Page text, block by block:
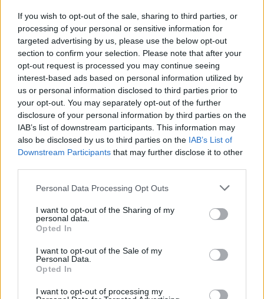
If you wish to opt-out of the sale, sharing to third parties, or
processing of your personal or sensitive information for
targeted advertising by us, please use the below opt-out
section to confirm your selection. Please note that after your
opt-out request is processed you may continue seeing
interest-based ads based on personal information utilized by
us or personal information disclosed to third parties prior to
your opt-out. You may separately opt-out of the further
disclosure of your personal information by third parties on the
IAB’s list of downstream participants. This information may
also be disclosed by us to third parties on the IAB’s List of
Downstream Participants that may further disclose it to other
Please note that this website/app uses one or more Google
not limited to your visit or usage behaviour. You may click to
grant or deny consent to Google and its third-party tags to
use your data for below specified purposes in below Google
consent section.
Personal Data Processing Opt Outs
I want to opt-out of the Sharing of my
personal data.
Opted In
I want to opt-out of the Sale of my
Personal Data.
Opted In
I want to opt-out of processing my
kötött a Fővárosi Nagycirkusz és az
Orosz Állami Cirkusz
szinhaz szerk.•2017. november 21.
A szerződés értelmében az intézmények többek